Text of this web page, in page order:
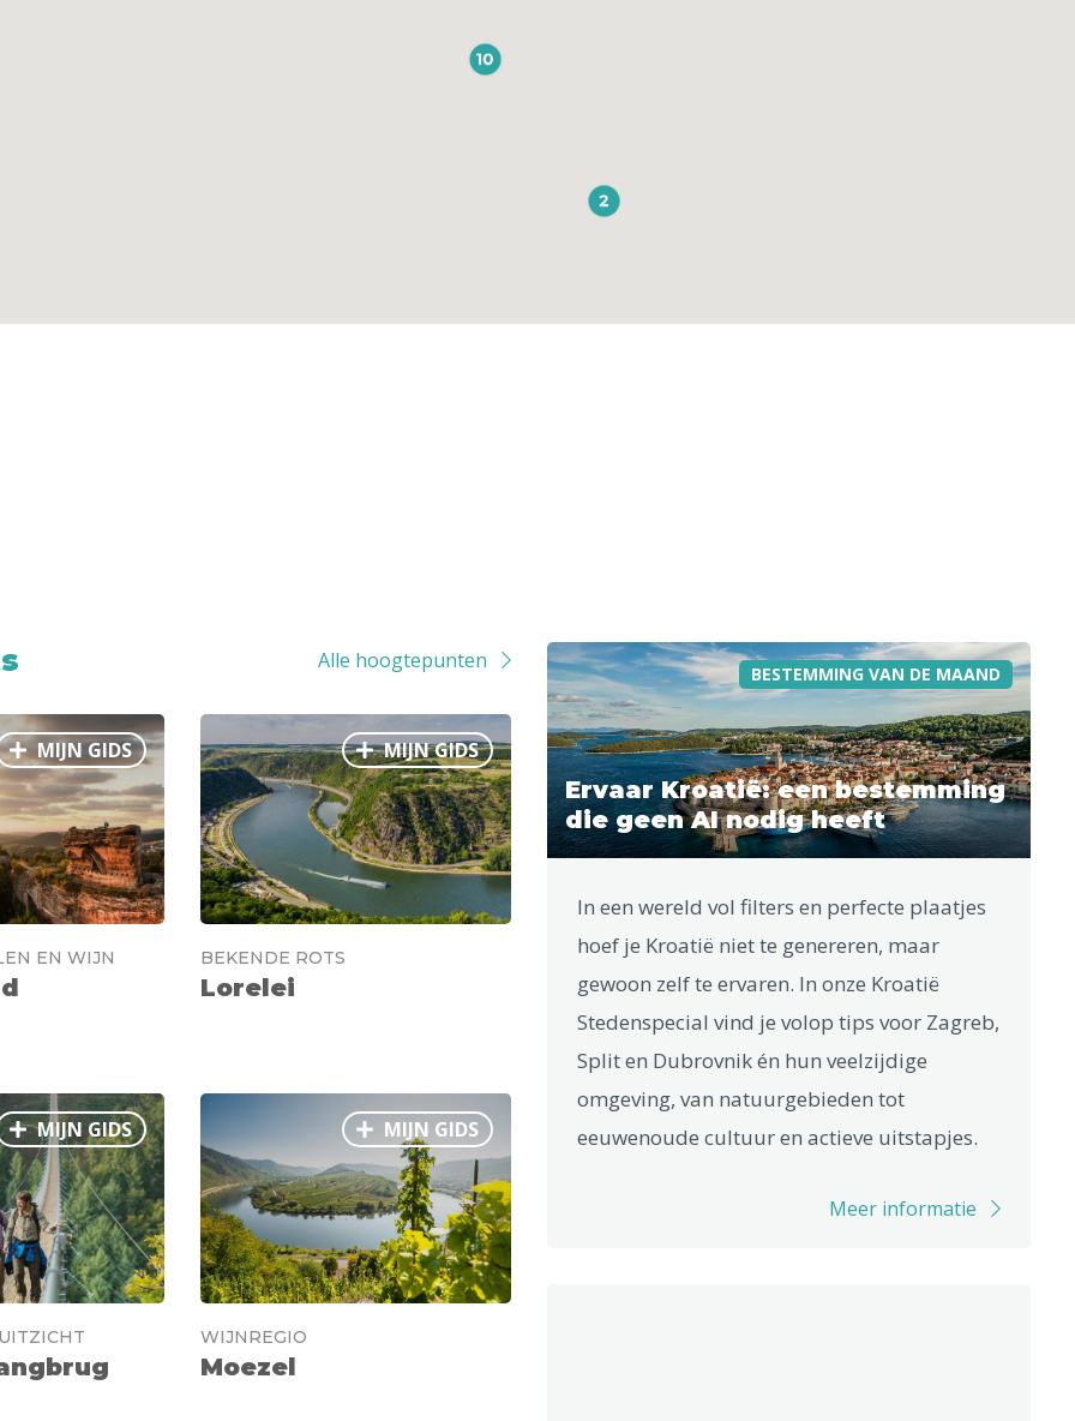
Alle hoogtepunten
MIJN GIDS
EN WIJN
MIJN GIDS
BEKENDE ROTS
Lorelei
MIJN GIDS MIJN GIDS
WIJNREGIO
Moezel
BESTEMMING VAN DE MAAND
Ervaar Kroatië: een bestemming
die geen AI nodig heeft
In een wereld vol filters en perfecte plaatjes
hoef je Kroatië niet te genereren, maar
gewoon zelf te ervaren. In onze Kroatië
Stedenspecial vind je volop tips voor Zagreb,
Split en Dubrovnik én hun veelzijdige
omgeving, van natuurgebieden tot
eeuwenoude cultuur en actieve uitstapjes.
Meer informatie